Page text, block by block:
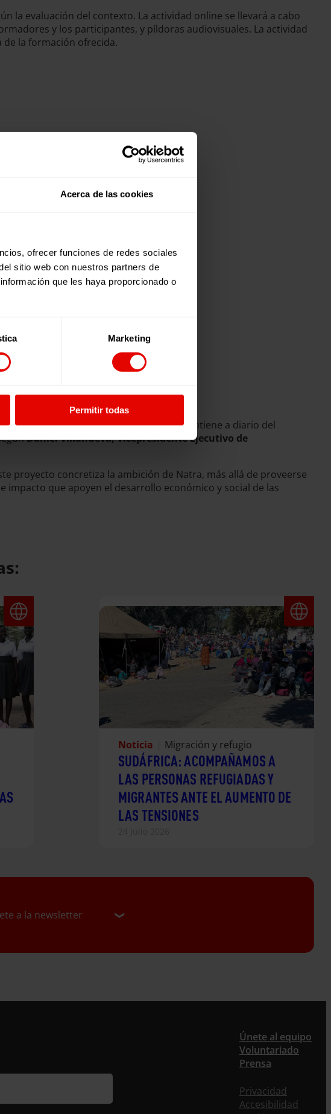
Acerca de las cookies
ofrecer funciones de redes sociales
sitio web con nuestros partners de
que les haya proporcionado o
Marketing
Permitir todas
la evaluación del contexto. La actividad online se llevará a cabo
y los participantes, y píldoras audiovisuales. La actividad
la formación ofrecida.
a los beneficios que la empresa obtiene a diario del
Daniel Villanueva, Vicepresidente Ejecutivo de
proyecto concretiza la ambición de Natra, más allá de proveerse
que apoyen el desarrollo económico y social de las
Noticia Migración y refugio
SUDÁFRICA: ACOMPAÑAMOS A
LAS PERSONAS REFUGIADAS Y
MIGRANTES ANTE EL AUMENTO DE
LAS TENSIONES
a la newsletter
Si quieres recibir nuestra newsletter mensual y los
información, no dejes de completar este formulario.
Al instante, te daremos de alta en nuestra base de
datos y podrás estar al tanto de todas las novedades.
Únete al equipo
Voluntariado
Prensa
Privacidad
Accesibilidad